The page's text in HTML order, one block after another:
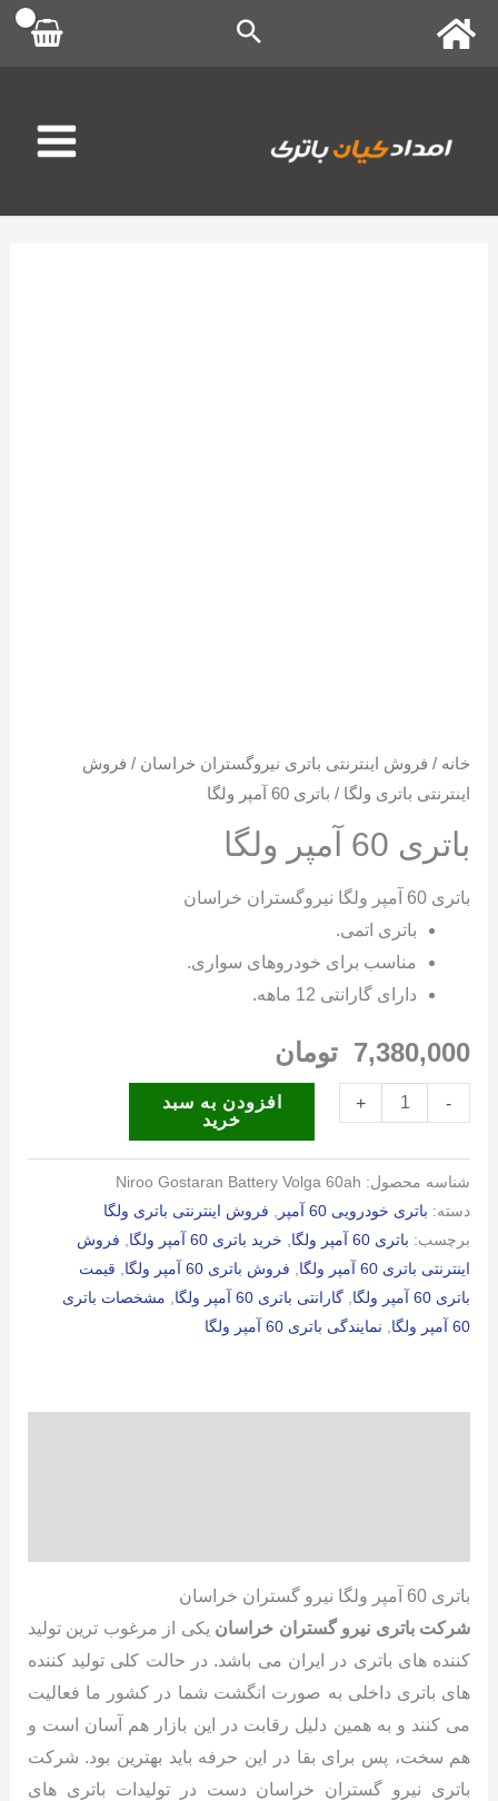
پرش
خانه / فروش اینترنتی باتری نیروگستران خراسان / فروش
اینترنتی باتری ولگا / باتری 60 آمپر ولگا
باتری 60 آمپر ولگا
باتری 60 آمپر ولگا نیروگستران خراسان
باتری اتمی.
مناسب برای خودروهای سواری.
دارای گارانتی 12 ماهه.
7,380,000 تومان
-
آمپر
+
افزودن به سبد
خرید
شناسه محصول: Niroo Gostaran Battery Volga 60ah
دسته: باتری خودرویی 60 آمپر , فروش اینترنتی باتری ولگا
برچسب: باتری 60 آمپر ولگا , خرید باتری 60 آمپر ولگا , فروش
اینترنتی باتری 60 آمپر ولگا
, فروش باتری 60 آمپر ولگا , قیمت
باتری 60 آمپر ولگا
, گارانتی باتری 60 آمپر ولگا , مشخصات باتری
60 آمپر ولگا
, نمایندگی باتری 60 آمپر ولگا
باتری 60 آمپر ولگا نیرو گستران خراسان
شرکت باتری نیرو گستران خراسان یکی از مرغوب ترین تولید
کننده های باتری در ایران می باشد. در حالت کلی تولید کننده
های باتری داخلی به صورت انگشت شما در کشور ما فعالیت
می کنند و به همین دلیل رقابت در این بازار هم آسان است و
هم سخت، پس برای بقا در این حرفه باید بهترین بود. شرکت
باتری نیرو گستران خراسان دست در تولیدات باتری های